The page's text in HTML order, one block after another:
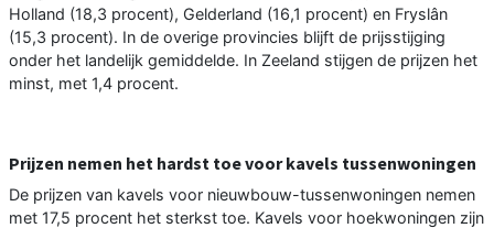
Holland (18,3 procent), Gelderland (16,1 procent) en Fryslân
(15,3 procent). In de overige provincies blijft de prijsstijging
onder het landelijk gemiddelde. In Zeeland stijgen de prijzen het
minst, met 1,4 procent.
Prijzen nemen het hardst toe voor kavels tussenwoningen
De prijzen van kavels voor nieuwbouw-tussenwoningen nemen
met 17,5 procent het sterkst toe. Kavels voor hoekwoningen zijn